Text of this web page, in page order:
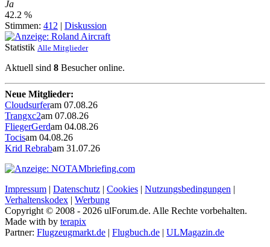
Ja
42.2 %
Stimmen: 412 | Diskussion
Statistik Alle Mitglieder
Aktuell sind 8 Besucher online.
Neue Mitglieder:
Cloudsurferam 07.08.26
Trangxc2am 07.08.26
FliegerGerdam 04.08.26
Tocisam 04.08.26
Krid Rebrabam 31.07.26
Impressum | Datenschutz | Cookies | Nutzungsbedingungen |
Verhaltenskodex | Werbung
Copyright © 2008 - 2026 ulForum.de. Alle Rechte vorbehalten.
Made with by terapix
Partner: Flugzeugmarkt.de | Flugbuch.de | ULMagazin.de